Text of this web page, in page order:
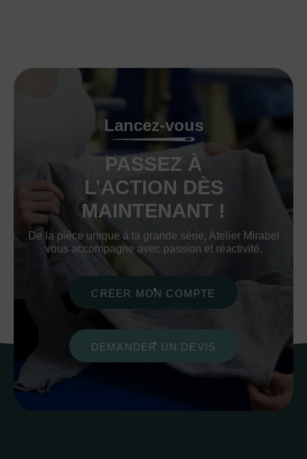
Lancez-vous
PASSEZ À
L’ACTION DÈS
MAINTENANT !
De la pièce unique à la grande série, Atelier Mirabel
vous accompagne avec passion et réactivité.
CRÉER MON COMPTE
DEMANDER UN DEVIS